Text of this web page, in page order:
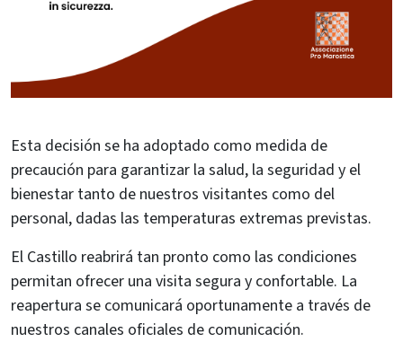
Esta decisión se ha adoptado como medida de
precaución para garantizar la salud, la seguridad y el
bienestar tanto de nuestros visitantes como del
personal, dadas las temperaturas extremas previstas.
El Castillo reabrirá tan pronto como las condiciones
permitan ofrecer una visita segura y confortable. La
reapertura se comunicará oportunamente a través de
nuestros canales oficiales de comunicación.